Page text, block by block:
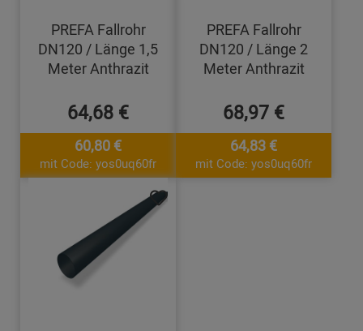
PREFA Fallrohr
DN120 / Länge 1,5
Meter Anthrazit
64,68 €
60,80 €
mit Code: yos0uq60fr
PREFA Fallrohr
DN120 / Länge 2
Meter Anthrazit
68,97 €
64,83 €
mit Code: yos0uq60fr